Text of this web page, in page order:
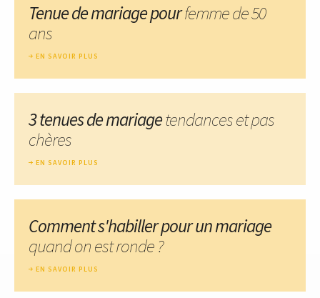
Tenue de mariage pourfemme de 50
ans
EN SAVOIR PLUS
3 tenues de mariagetendances et pas
chères
EN SAVOIR PLUS
Comment s'habiller pour un mariage
quand on est ronde ?
EN SAVOIR PLUS